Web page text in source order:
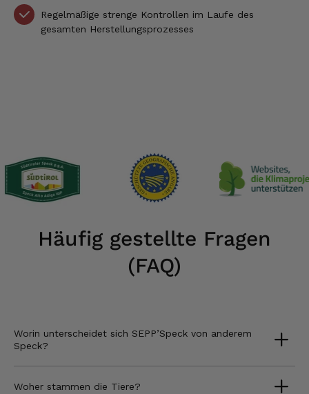
Regelmäßige strenge Kontrollen im Laufe des
gesamten Herstellungsprozesses
Häufig gestellte Fragen
(FAQ)
Worin unterscheidet sich SEPP’Speck von anderem
Speck?
Woher stammen die Tiere?